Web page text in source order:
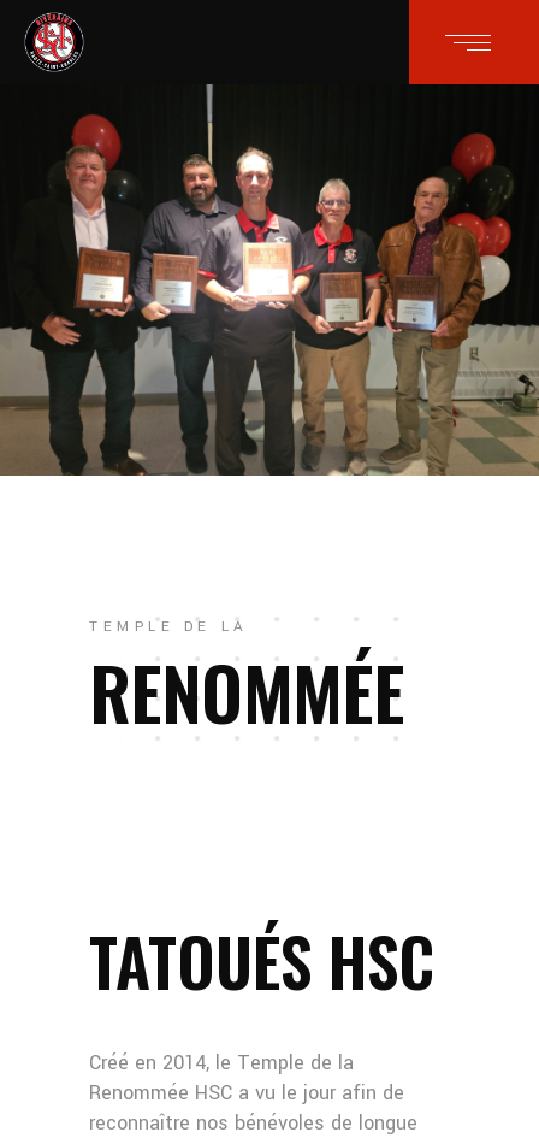
TEMPLE DE LA
RENOMMÉE
TATOUÉS HSC
Créé en 2014, le Temple de la
Renommée HSC a vu le jour afin de
reconnaître nos bénévoles de longue